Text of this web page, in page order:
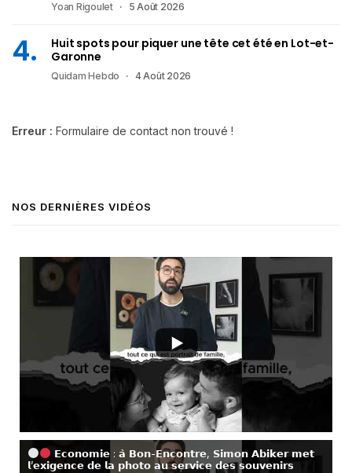
Yoan Rigoulet 5 Août 2026
Huit spots pour piquer une tête cet été en Lot-et-
Garonne
Quidam Hebdo 4 Août 2026
Erreur : Formulaire de contact non trouvé !
NOS DERNIÈRES VIDÉOS
𝗘𝗰𝗼𝗻𝗼𝗺𝗶𝗲 : 𝗮̀ 𝗕𝗼𝗻-𝗘𝗻𝗰𝗼𝗻𝘁𝗿𝗲, 𝗦𝗶𝗺𝗼𝗻 𝗔𝗯𝗶𝗸𝗲𝗿 𝗺𝗲𝘁
𝗹’𝗲𝘅𝗶𝗴𝗲𝗻𝗰𝗲 𝗱𝗲 𝗹𝗮 𝗽𝗵𝗼𝘁𝗼 𝗮𝘂 𝘀𝗲𝗿𝘃𝗶𝗰𝗲 𝗱𝗲𝘀 𝘀𝗼𝘂𝘃𝗲𝗻𝗶𝗿𝘀